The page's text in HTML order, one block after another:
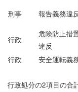
刑事
報告義務違
行政
危険防止措
違反
行政
安全運転義
行政処分の2項目の合